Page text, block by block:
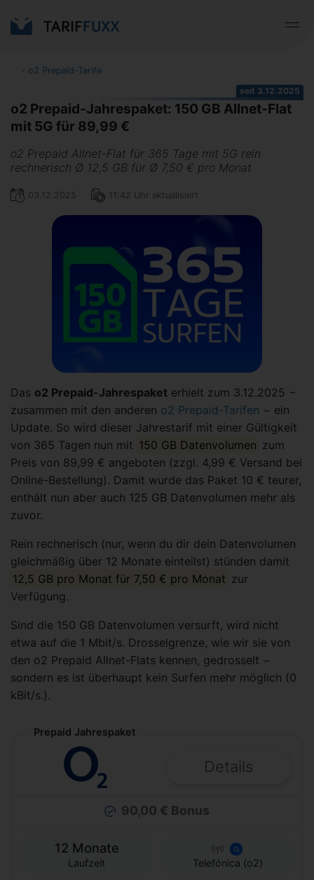
‹ o2 Prepaid-Tarife
seit 3.12.2025
o2 Prepaid-Jahrespaket: 150 GB Allnet-Flat
mit 5G für 89,99 €
o2 Prepaid Allnet-Flat für 365 Tage mit 5G rein
rechnerisch Ø 12,5 GB für Ø 7,50 € pro Monat
03.12.2025 11:42 Uhr aktualisiert
Das o2 Prepaid-Jahrespaket erhielt zum 3.12.2025 −
zusammen mit den anderen o2 Prepaid-Tarifen − ein
Update. So wird dieser Jahrestarif mit einer Gültigkeit
von 365 Tagen nun mit 150 GB Datenvolumen zum
Preis von 89,99 € angeboten (zzgl. 4,99 € Versand bei
Online-Bestellung). Damit wurde das Paket 10 € teurer,
enthält nun aber auch 125 GB Datenvolumen mehr als
zuvor.
Rein rechnerisch (nur, wenn du dir dein Datenvolumen
gleichmäßig über 12 Monate einteilst) stünden damit
12,5 GB pro Monat für 7,50 € pro Monat zur
Verfügung.
Sind die 150 GB Datenvolumen versurft, wird nicht
etwa auf die 1 Mbit/s. Drosselgrenze, wie wir sie von
den o2 Prepaid Allnet-Flats kennen, gedrosselt −
sondern es ist überhaupt kein Surfen mehr möglich (0
kBit/s.).
Prepaid Jahrespaket
Details
90,00 € Bonus
12 Monate
Laufzeit Telefónica (o2)